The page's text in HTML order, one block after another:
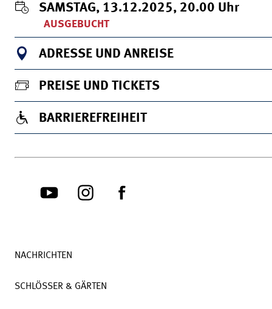
SAMSTAG, 13.12.2025, 20.00 Uhr
AUSGEBUCHT
ADRESSE UND ANREISE
PREISE UND TICKETS
BARRIEREFREIHEIT
NACHRICHTEN
SCHLÖSSER & GÄRTEN